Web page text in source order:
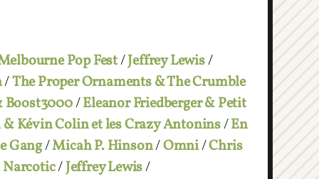
Pop Fest/Jeffrey Lewis/
/The Proper Ornaments & The Crumble
Boost3000/Eleanor Friedberger & Petit
Kévin Colin et les Crazy Antonins/En
Gang/Micah P. Hinson/Omni/Chris
Narcotic/Jeffrey Lewis/